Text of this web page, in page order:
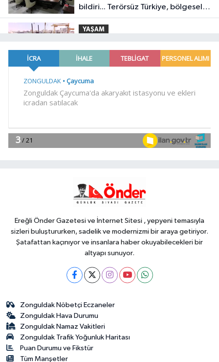
bildiri... Terörsüz Türkiye, bölgesel
güvenlik ve Gazze mesajı
YAŞAM
gemi
18:52Türk Tarih Kurumu'ndan tarihi
18:48 .
Ereğli Önder Gazetesi ve İnternet Sitesi , yepyeni temasıyla
sizleri buluştururken, sadelik ve modernizmi bir araya getiriyor.
Şatafattan kaçınıyor ve insanlara haber okuyabilecekleri bir
altyapı sunuyor.
Zonguldak Nöbetçi Eczaneler
Zonguldak Hava Durumu
Zonguldak Namaz Vakitleri
Zonguldak Trafik Yoğunluk Haritası
Puan Durumu ve Fikstür
Tüm Manşetler